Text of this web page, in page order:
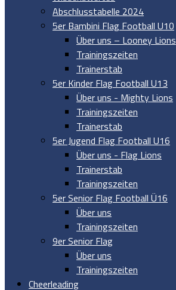
Abschlusstabelle 2024
5er Bambini Flag Football U10
Über uns – Looney Lions
Trainingszeiten
Trainerstab
5er Kinder Flag Football U13
Über uns - Mighty Lions
Trainingszeiten
Trainerstab
5er Jugend Flag Football U16
Über uns - Flag Lions
Trainerstab
Trainingszeiten
5er Senior Flag Football Ü16
Über uns
Trainingszeiten
9er Senior Flag
Über uns
Trainingszeiten
Cheerleading